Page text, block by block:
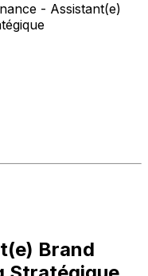
- Assistant(e)
Brand